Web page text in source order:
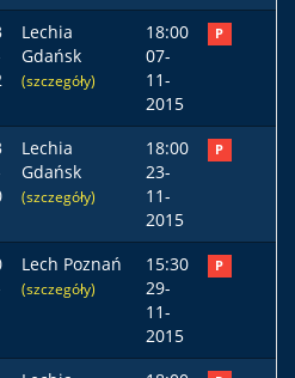
Lechia
Gdańsk
(szczegóły)
18:00
07-
11-
2015
P
Lechia
Gdańsk
(szczegóły)
18:00
23-
11-
2015
P
Lech Poznań
(szczegóły)
15:30
29-
11-
2015
P